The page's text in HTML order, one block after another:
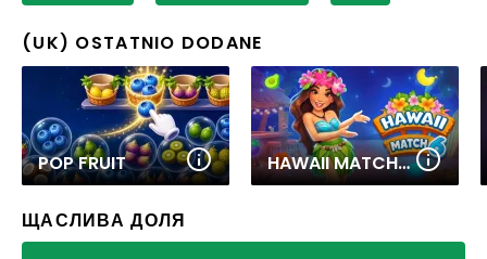
(UK) OSTATNIO DODANE
POP FRUIT HAWAII MATCH 6
ЩАСЛИВА ДОЛЯ